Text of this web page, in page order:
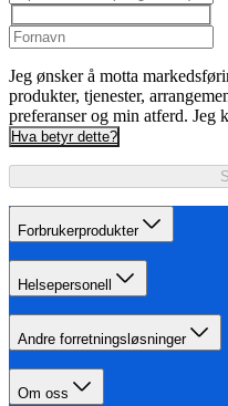
Jeg ønsker å motta
produkter, tjenester,
preferanser og min atferd. Jeg
Hva betyr dette?
Forbrukerprodukter
Helsepersonell
Andre forretningsløsninger
Om oss